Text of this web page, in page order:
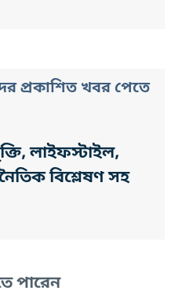
প্রকাশিত খবর পেতে
লাইফস্টাইল,
বিশ্লেষণ সহ
পারেন